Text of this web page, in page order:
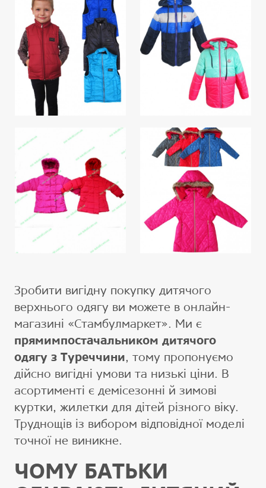
Зробити вигідну покупку дитячого
верхнього одягу ви можете в онлайн-
магазині «Стамбулмаркет». Ми є
прямимпостачальником дитячого
одягу з Туреччини, тому пропонуємо
дійсно вигідні умови та низькі ціни. В
асортименті є демісезонні й зимові
куртки, жилетки для дітей різного віку.
Труднощів із вибором відповідної моделі
точної не виникне.
ЧОМУ БАТЬКИ